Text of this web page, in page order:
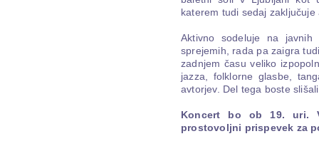
katerem tudi sedaj
Aktivno sodeluje na
sprejemih, rada pa zaigra
zadnjem času veliko
jazza, folklorne glasbe,
avtorjev. Del tega boste
Koncert bo ob 19. uri.
prostovoljni prispevek za